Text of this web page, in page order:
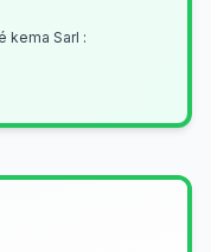
kema Sarl :